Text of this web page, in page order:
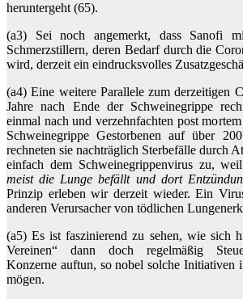
heruntergeht (65).
(a3) Sei noch angemerkt, dass Sanofi
Schmerzstillern, deren Bedarf durch die
wird, derzeit ein eindrucksvolles
(a4) Eine weitere Parallele zum derzeitigen
Jahre nach Ende der Schweinegrippe
einmal nach und verzehnfachten post
Schweinegrippe Gestorbenen auf über
rechneten sie nachträglich Sterbefälle durch
einfach dem Schweinegrippenvirus zu,
meist die Lunge befällt und dort
Prinzip erleben wir derzeit wieder. Ein
anderen Verursacher von tödlichen
(a5) Es ist faszinierend zu sehen, wie sich
Vereinen“ dann doch regelmäßig
Konzerne auftun, so nobel solche Initiativen
mögen.